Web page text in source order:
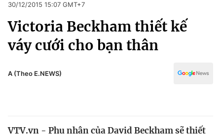
Chuyên mục
Chính trị
Pháp luật
Kinh tế
Thể thao
Truyền hình
Y tế
30/12/2015 15:07 GMT+7
Victoria Beckham thiết kế
váy cưới cho bạn thân
A (Theo E.NEWS)
VTV.vn - Phu nhân của David Beckham sẽ thiết